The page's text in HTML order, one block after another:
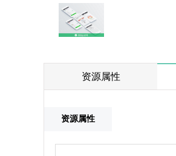
资源属性
资源属性